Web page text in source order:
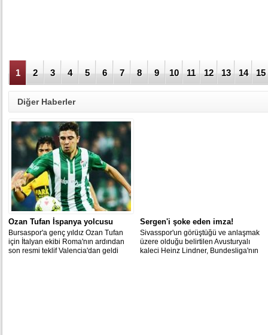
1 2 3 4 5 6 7 8 9 10 11 12 13 14 15
Diğer Haberler
Ozan Tufan İspanya yolcusu
Bursaspor'a genç yıldız Ozan Tufan
için İtalyan ekibi Roma'nın ardından
son resmi teklif Valencia'dan geldi
Sergen'i şoke eden imza!
Sivasspor'un görüştüğü ve anlaşmak
üzere olduğu belirtilen Avusturyalı
kaleci Heinz Lindner, Bundesliga'nın